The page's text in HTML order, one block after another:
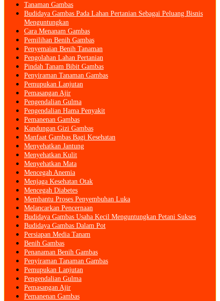
Tanaman Gambas
Budidaya Gambas Pada Lahan Pertanian Sebagai Peluang Bisnis
Menguntungkan
Cara Menanam Gambas
Pemilihan Benih Gambas
Penyemaian Benih Tanaman
Pengolahan Lahan Pertanian
Pindah Tanam Bibit Gambas
Penyiraman Tanaman Gambas
Pemupukan Lanjutan
Pemasangan Ajir
Pengendalian Gulma
Pengendalian Hama Penyakit
Pemanenan Gambas
Kandungan Gizi Gambas
Manfaat Gambas Bagi Kesehatan
Menyehatkan Jantung
Menyehatkan Kulit
Menyehatkan Mata
Mencegah Anemia
Menjaga Kesehatan Otak
Mencegah Diabetes
Membantu Proses Penyembuhan Luka
Melancarkan Pencernaan
Budidaya Gambas Usaha Kecil Menguntungkan Petani Sukses
Budidaya Gambas Dalam Pot
Persiapan Media Tanam
Benih Gambas
Penanaman Benih Gambas
Penyiraman Tanaman Gambas
Pemupukan Lanjutan
Pengendalian Gulma
Pemasangan Ajir
Pemanenan Gambas